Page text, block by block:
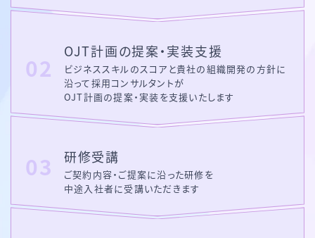
OJT計画の提案・実装支援
ビジネススキルのスコアと貴社の組織開発の方針に
沿って採用コンサルタントが
OJT計画の提案・実装を支援いたします
研修受講
ご契約内容・ご提案に沿った研修を
中途入社者に受講いただきます